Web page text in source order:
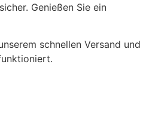
Genießen Sie ein
schnellen Versand und